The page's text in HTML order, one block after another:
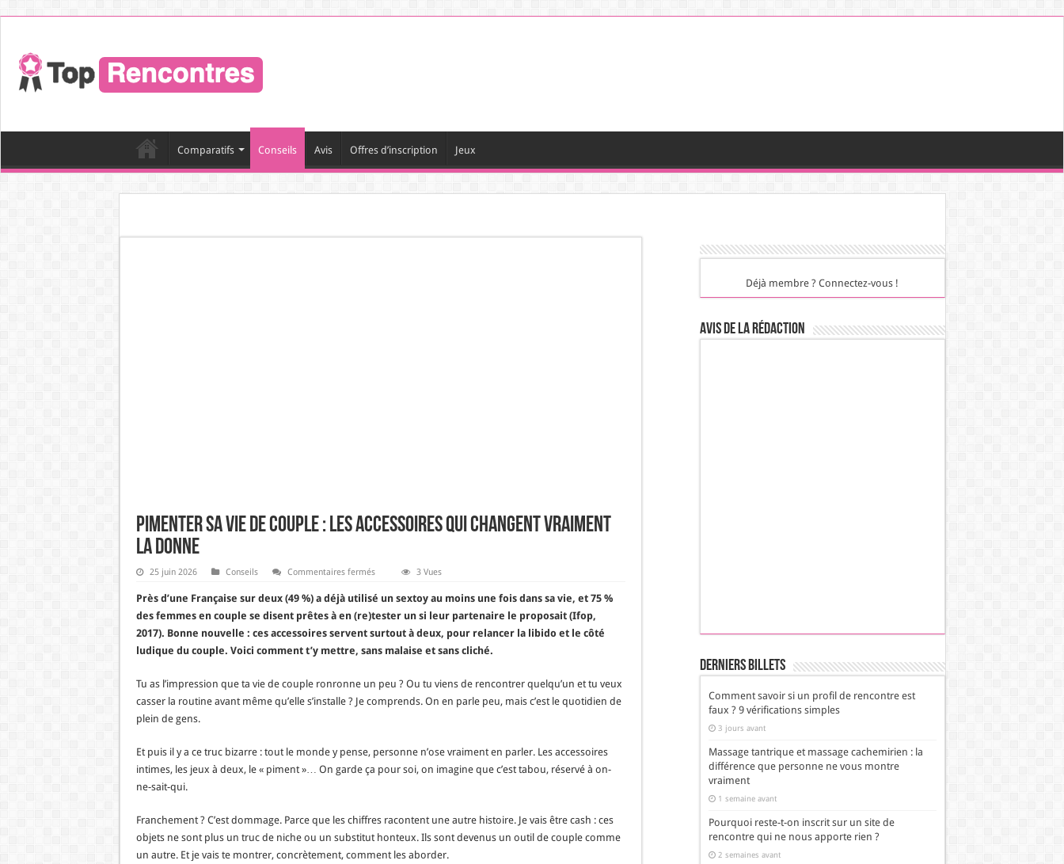
Comparatifs Conseils Avis Offres d’inscription Jeux
Pimenter sa vie de couple : les accessoires qui changent vraiment
la donne
25 juin 2026 Conseils Commentaires ferméssur
sa
vie
de
couple
:
accessoires
vraiment
donne
3 Vues
Près d’une Française sur deux (49 %) a déjà utilisé un sextoy au moins une fois dans sa vie, et 75 %
des femmes en couple se disent prêtes à en (re)tester un si leur partenaire le proposait (Ifop,
2017). Bonne nouvelle : ces accessoires servent surtout à deux, pour relancer la libido et le côté
ludique du couple. Voici comment t’y mettre, sans malaise et sans cliché.
Tu as l’impression que ta vie de couple ronronne un peu ? Ou tu viens de rencontrer quelqu’un et tu veux
casser la routine avant même qu’elle s’installe ? Je comprends. On en parle peu, mais c’est le quotidien de
plein de gens.
Et puis il y a ce truc bizarre : tout le monde y pense, personne n’ose vraiment en parler. Les accessoires
intimes, les jeux à deux, le « piment »… On garde ça pour soi, on imagine que c’est tabou, réservé à on-
ne-sait-qui.
Franchement ? C’est dommage. Parce que les chiffres racontent une autre histoire. Je vais être cash : ces
objets ne sont plus un truc de niche ou un substitut honteux. Ils sont devenus un outil de couple comme
un autre. Et je vais te montrer, concrètement, comment les aborder.
Déjà membre ? Connectez-vous !
Avis de la rédaction
Derniers Billets
Comment savoir si un profil de rencontre est
faux ? 9 vérifications simples
3 jours avant
Massage tantrique et massage cachemirien : la
différence que personne ne vous montre
vraiment
1 semaine avant
Pourquoi reste-t-on inscrit sur un site de
rencontre qui ne nous apporte rien ?
2 semaines avant